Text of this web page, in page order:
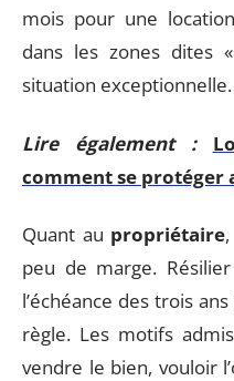
mois pour une
dans les zones dites
situation exceptionnelle.
Lire également :
comment se protéger
Quant au propriétaire
peu de marge.
l’échéance des trois ans
règle. Les motifs
vendre le bien, vouloir